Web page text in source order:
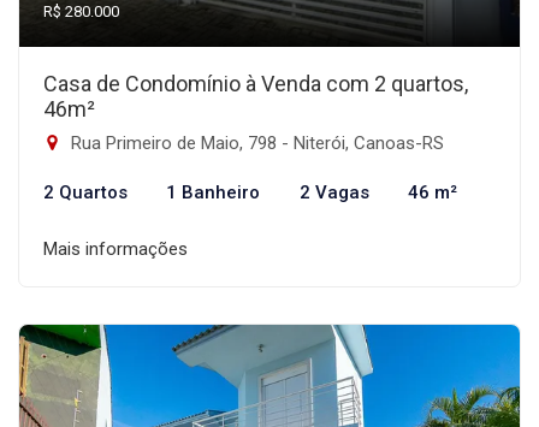
R$ 280.000
Casa de Condomínio à Venda com 2 quartos,
46m²
Rua Primeiro de Maio, 798 - Niterói, Canoas-RS
2 Quartos 1 Banheiro 2 Vagas 46 m²
Mais informações